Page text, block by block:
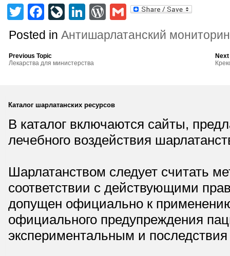
TwitterFacebook
LiveJournal
LinkedIn
WordPress
Gmail
Posted inАнтишарлатанский
Previous Topic
Лекарства для министерства
Каталог шарлатанских ресурсов
В каталог включаются сайты,
лечебного воздействия
Шарлатанством следует считать
соответствии с действующими
допущен официально к
официального предупреждения
экспериментальным и